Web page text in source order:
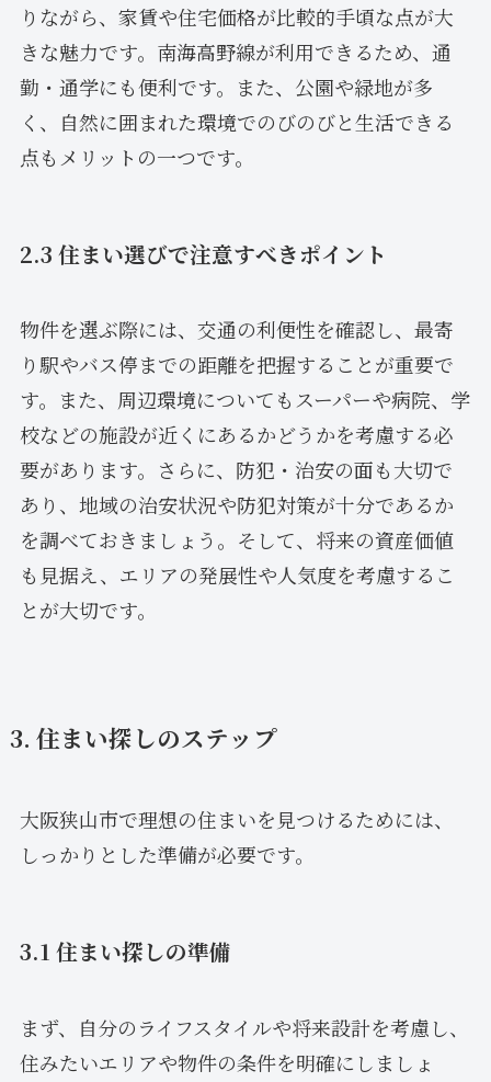
りながら、家賃や住宅価格が比較的手頃な点が大
きな魅力です。南海高野線が利用できるため、通
勤・通学にも便利です。また、公園や緑地が多
く、自然に囲まれた環境でのびのびと生活できる
点もメリットの一つです。
2.3 住まい選びで注意すべきポイント
物件を選ぶ際には、交通の利便性を確認し、最寄
り駅やバス停までの距離を把握することが重要で
す。また、周辺環境についてもスーパーや病院、学
校などの施設が近くにあるかどうかを考慮する必
要があります。さらに、防犯・治安の面も大切で
あり、地域の治安状況や防犯対策が十分であるか
を調べておきましょう。そして、将来の資産価値
も見据え、エリアの発展性や人気度を考慮するこ
とが大切です。
3. 住まい探しのステップ
大阪狭山市で理想の住まいを見つけるためには、
しっかりとした準備が必要です。
3.1 住まい探しの準備
まず、自分のライフスタイルや将来設計を考慮し、
住みたいエリアや物件の条件を明確にしましょ